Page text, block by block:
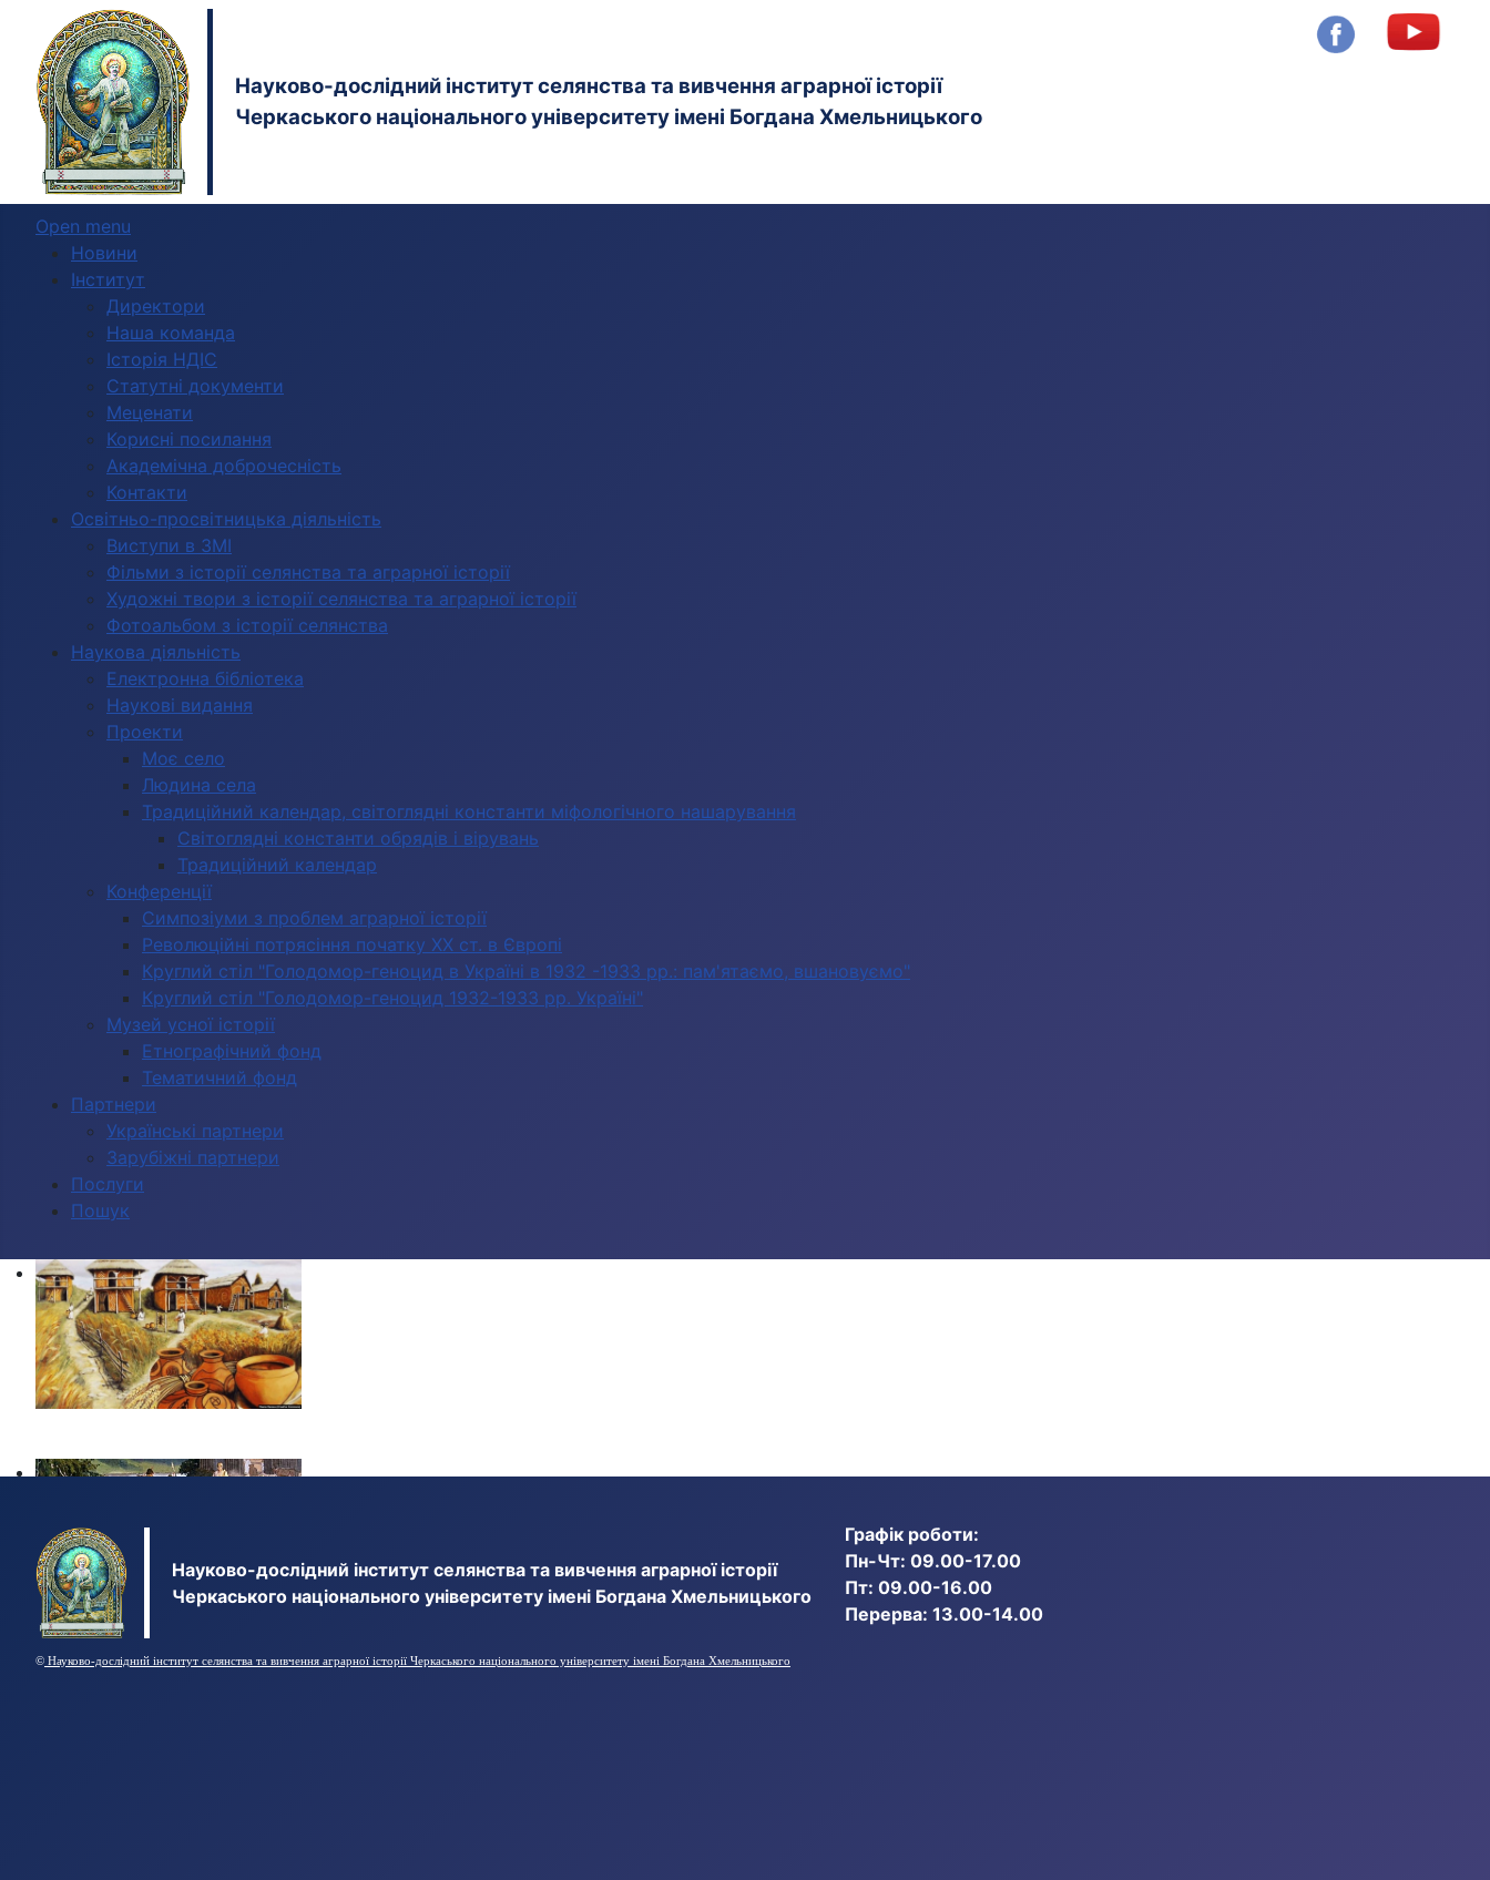
Науково-дослідний інститут селянства та вивчення аграрної історії
Черкаського національного університету імені Богдана Хмельницького
Open menu
Новини
Інститут
Директори
Наша команда
Історія НДІС
Статутні документи
Меценати
Корисні посилання
Академічна доброчесність
Контакти
Освітньо-просвітницька діяльність
Виступи в ЗМІ
Фільми з історії селянства та аграрної історії
Художні твори з історії селянства та аграрної історії
Фотоальбом з історії селянства
Наукова діяльність
Електронна бібліотека
Наукові видання
Проекти
Моє село
Людина села
Традиційний календар, світоглядні константи міфологічного нашарування
Світоглядні константи обрядів і вірувань
Традиційний календар
Конференції
Симпозіуми з проблем аграрної історії
Революційні потрясіння початку ХХ ст. в Європі
Круглий стіл "Голодомор-геноцид в Україні в 1932 -1933 рр.: пам'ятаємо, вшановуємо"
Круглий стіл "Голодомор-геноцид 1932-1933 рр. Україні"
Музей усної історії
Етнографічний фонд
Тематичний фонд
Партнери
Українські партнери
Зарубіжні партнери
Послуги
Пошук
Науково-дослідний інститут селянства та вивчення аграрної історії
Черкаського національного університету імені Богдана Хмельницького
Графік роботи:
Пн-Чт: 09.00-17.00
Пт: 09.00-16.00
Перерва: 13.00-14.00
© Науково-дослідний інститут селянства та вивчення аграрної історії Черкаського національного університету імені Богдана Хмельницького